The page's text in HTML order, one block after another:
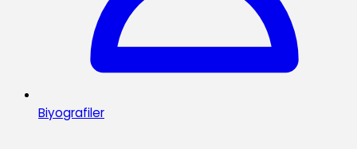
Biyografiler